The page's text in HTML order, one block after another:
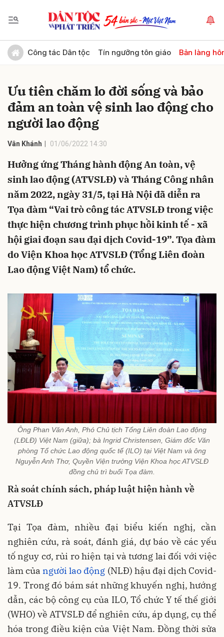
Công tác Dân tộc Tín ngưỡng tôn giáo Bản làng
Ưu tiên chăm lo đời sống và bảo
đảm an toàn vệ sinh lao động cho
người lao động
Vân Khánh 01/06/2022 14:30
Hưởng ứng Tháng hành động An toàn, vệ
sinh lao động (ATVSLĐ) và Tháng Công nhân
năm 2022, ngày 31/5, tại Hà Nội đã diễn ra
Tọa đàm “Vai trò công tác ATVSLĐ trong việc
thực hiện chương trình phục hồi kinh tế - xã
hội giai đoạn sau đại dịch Covid-19”. Tọa đàm
do Viện Khoa học ATVSLĐ (Tổng Liên đoàn
Lao động Việt Nam) tổ chức.
Ông Phan Văn Anh, Phó Chủ tịch Tổng Liên đoàn Lao động
(LĐLĐ) Việt Nam (giữa); bà Ingrid Christensen, Giám đốc Văn
phòng Tổ chức Lao động quốc tế (ILO) tại Việt Nam và ông
Nguyễn Anh Thơ, Quyền Viện trưởng Viện Khoa học ATVSLĐ
đồng chủ trì buổi Tọa đàm.
Rà soát chính sách, pháp luật hiện hành về
ATVSLĐ
Tại Tọa đàm, nhiều đại biểu kiến nghị, cần
nghiên cứu, rà soát, đánh giá, dự báo về các yếu
tố nguy cơ, rủi ro hiện tại và tương lai đối với việc
làm củangười lao động (NLĐ) hậu đại dịch Covid-
19. Trong đó bám sát những khuyến nghị, hướng
dẫn, các bộ công cụ của ILO, Tổ chức Y tế thế giới
(WHO) về ATVSLĐ để nghiên cứu, áp dụng, cụ thể
hóa trong điều kiện của Việt Nam. Đồng thời sửa
Gửi bình luận